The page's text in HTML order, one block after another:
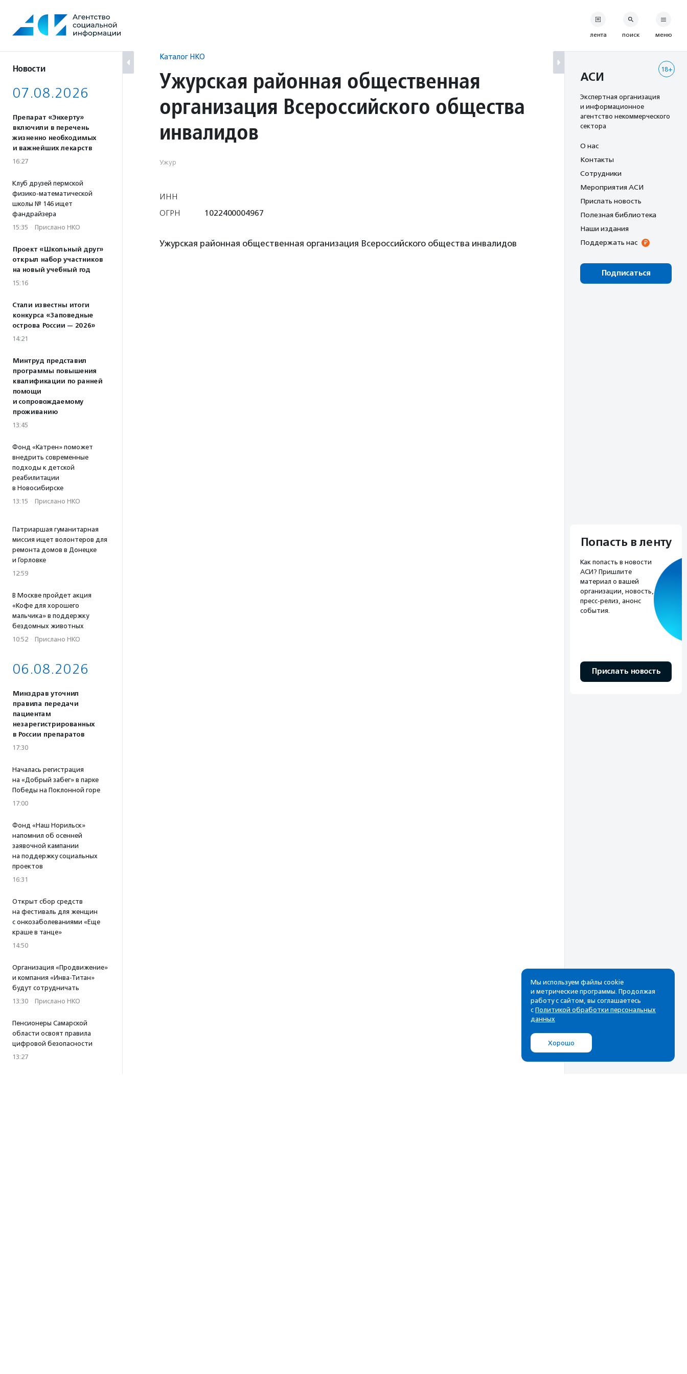
содержанию
Новости
07.08.2026
Препарат «Энхерту»
включили в перечень
жизненно необходимых
и важнейших лекарств
16:27
Клуб друзей пермской
физико-математической
школы № 146 ищет
фандрайзера
15:35 · Прислано НКО
Проект «Школьный друг»
открыл набор участников
на новый учебный год
15:16
Стали известны итоги
конкурса «Заповедные
острова России — 2026»
14:21
Минтруд представил
программы повышения
квалификации по ранней
помощи
и сопровождаемому
проживанию
13:45
Фонд «Катрен» поможет
внедрить современные
подходы к детской
реабилитации
в Новосибирске
13:15 · Прислано НКО
Патриаршая гуманитарная
миссия ищет волонтеров для
ремонта домов в Донецке
и Горловке
12:59
В Москве пройдет акция
«Кофе для хорошего
мальчика» в поддержку
бездомных животных
10:52 · Прислано НКО
06.08.2026
Минздрав уточнил
правила передачи
пациентам
незарегистрированных
в России препаратов
17:30
Началась регистрация
на «Добрый забег» в парке
Победы на Поклонной горе
17:00
Фонд «Наш Норильск»
напомнил об осенней
заявочной кампании
на поддержку социальных
проектов
16:31
Открыт сбор средств
на фестиваль для женщин
с онкозаболеваниями «Еще
краше в танце»
14:50
Организация «Продвижение»
и компания «Инва-Титан»
будут сотрудничать
13:30 · Прислано НКО
Пенсионеры Самарской
области освоят правила
цифровой безопасности
13:27
Каталог НКО
Ужурская районная общественная
организация Всероссийского общества
инвалидов
Ужур
ИНН
ОГРН
1022400004967
Ужурская районная общественная организация Всероссийского общества инвалидов
лента поиск меню
18+
АСИ
Экспертная организация
и информационное
агентство некоммерческого
сектора
О нас
Контакты
Сотрудники
Мероприятия АСИ
Прислать новость
Полезная библиотека
Наши издания
Поддержать нас
Подписаться
Попасть в ленту
Как попасть в новости
АСИ? Пришлите
материал о вашей
организации, новость,
пресс-релиз, анонс
события.
Прислать новость
Рассылка
Cамые свежие новости,
почтовом ящике
Мы используем файлы cookie
и метрические программы. Продолжая
работу с сайтом, вы соглашаетесь
с Политикой обработки персональных
данных
Хорошо